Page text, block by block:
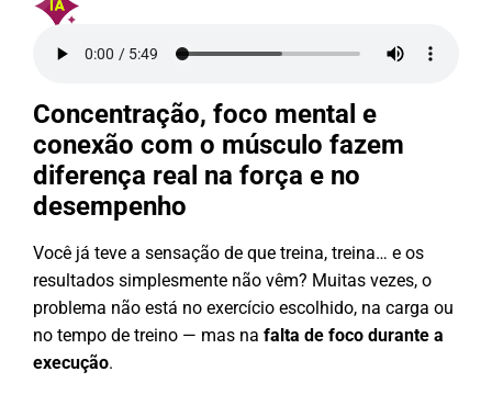
Concentração, foco mental e
conexão com o músculo fazem
diferença real na força e no
desempenho
Você já teve a sensação de que treina, treina… e os
resultados simplesmente não vêm? Muitas vezes, o
problema não está no exercício escolhido, na carga ou
no tempo de treino — mas na falta de foco durante a
execução.